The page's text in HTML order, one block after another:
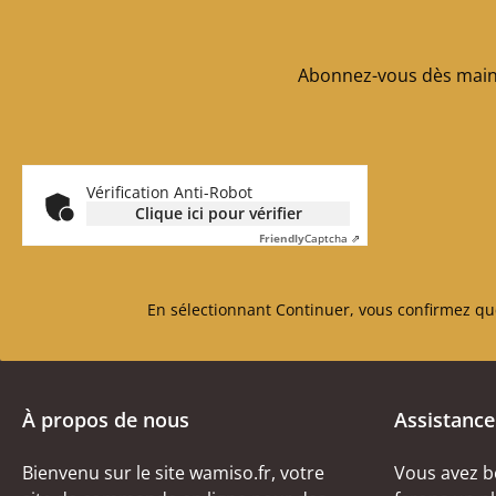
Abonnez-vous dès
Vérification Anti-Robot
Clique ici pour vérifier
FriendlyCaptcha ⇗
En sélectionnant Continuer, vous confirmez
À propos de nous
Bienvenu sur le site wamiso.fr, votre
Vous avez